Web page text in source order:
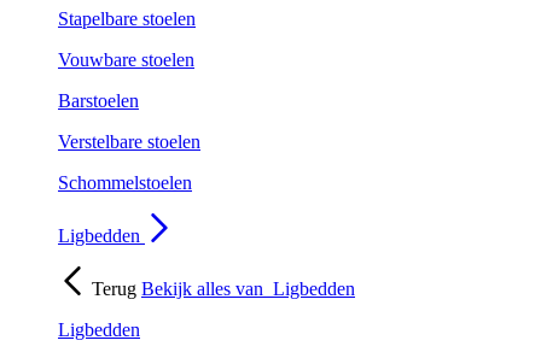
Stapelbare stoelen
Vouwbare stoelen
Barstoelen
Verstelbare stoelen
Schommelstoelen
Ligbedden
Terug Bekijk alles van Ligbedden
Ligbedden